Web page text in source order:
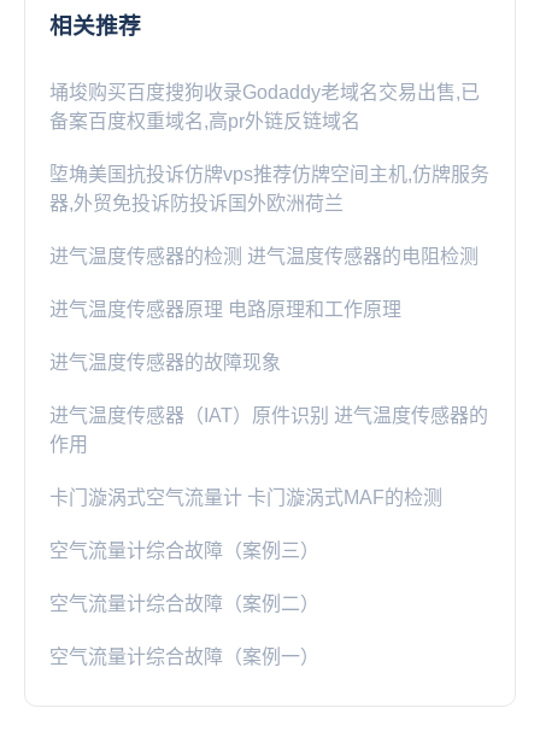
相关推荐
埇埈购买百度搜狗收录Godaddy老域名交易出售,已
备案百度权重域名,高pr外链反链域名
埅埆美国抗投诉仿牌vps推荐仿牌空间主机,仿牌服务
器,外贸免投诉防投诉国外欧洲荷兰
进气温度传感器的检测 进气温度传感器的电阻检测
进气温度传感器原理 电路原理和工作原理
进气温度传感器的故障现象
进气温度传感器（IAT）原件识别 进气温度传感器的
作用
卡门漩涡式空气流量计 卡门漩涡式MAF的检测
空气流量计综合故障（案例三）
空气流量计综合故障（案例二）
空气流量计综合故障（案例一）